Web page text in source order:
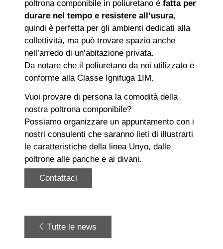
poltrona componibile in poliuretano è fatta per
durare nel tempo e resistere all’usura,
quindi è perfetta per gli ambienti dedicati alla
collettività, ma può trovare spazio anche
nell’arredo di un’abitazione privata.
Da notare che il poliuretano da noi utilizzato è
conforme alla Classe Ignifuga 1IM.
Vuoi provare di persona la comodità della
nostra poltrona componibile?
Possiamo organizzare un appuntamento con i
nostri consulenti che saranno lieti di illustrarti
le caratteristiche della linea Unyo, dalle
poltrone alle panche e ai divani.
Contattaci
Tutte le news